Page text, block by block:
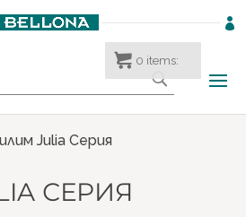

Julia Серия
СЕРИЯ
0 items: